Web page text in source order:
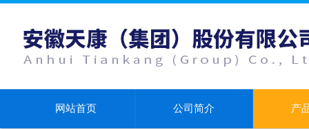
网站首页 公司简介 产